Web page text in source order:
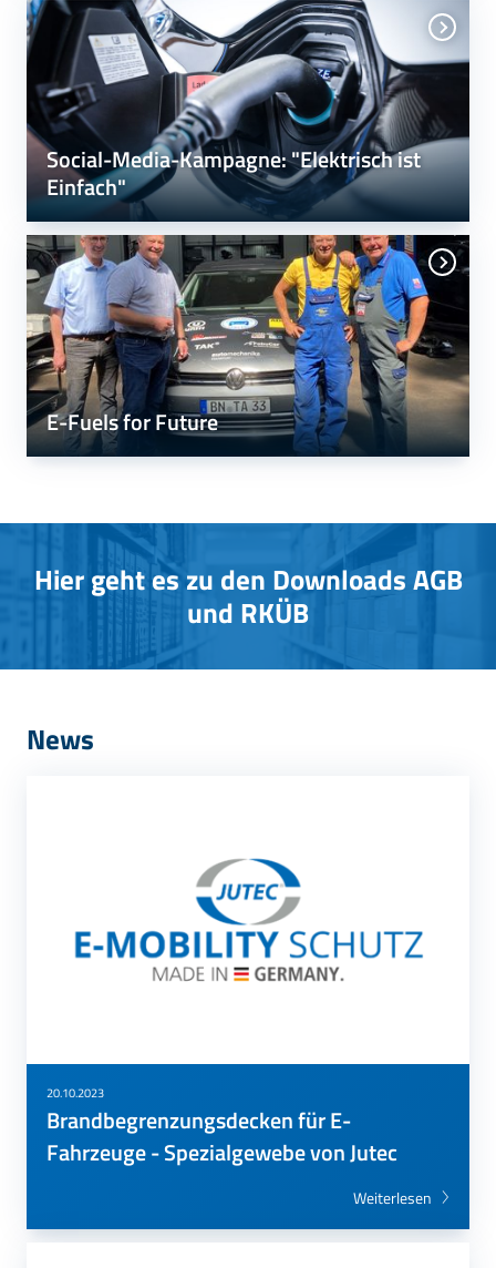
Social-Media-Kampagne: "Elektrisch ist
Einfach"
E-Fuels for Future
Hier geht es zu den Downloads AGB
und RKÜB
News
20.10.2023
Brandbegrenzungsdecken für E-
Fahrzeuge - Spezialgewebe von Jutec
Weiterlesen